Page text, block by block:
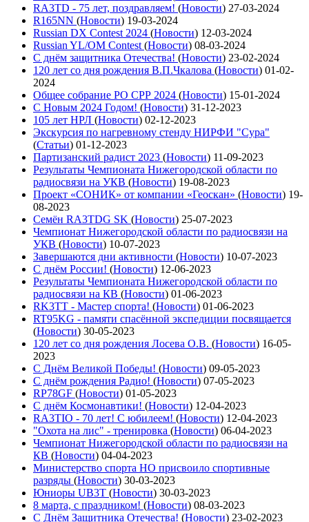
RA3TD - 75 лет, поздравляем! (Новости) 27-03-2024
R165NN (Новости) 19-03-2024
Russian DX Contest 2024 (Новости) 12-03-2024
Russian YL/OM Contest (Новости) 08-03-2024
С днём защитника Отечества! (Новости) 23-02-2024
120 лет со дня рождения В.П.Чкалова (Новости) 01-02-
2024
Общее собрание РО СРР 2024 (Новости) 15-01-2024
С Новым 2024 Годом! (Новости) 31-12-2023
105 лет НРЛ (Новости) 02-12-2023
Экскурсия по нагревному стенду НИРФИ "Сура"
(Статьи) 01-12-2023
Партизанский радист 2023 (Новости) 11-09-2023
Результаты Чемпионата Нижегородской области по
радиосвязи на УКВ (Новости) 19-08-2023
Проект «СОНИК» от компании «Геоскан» (Новости) 19-
08-2023
Семён RA3TDG SK (Новости) 25-07-2023
Чемпионат Нижегородской области по радиосвязи на
УКВ (Новости) 10-07-2023
Завершаются дни активности (Новости) 10-07-2023
С днём России! (Новости) 12-06-2023
Результаты Чемпионата Нижегородской области по
радиосвязи на КВ (Новости) 01-06-2023
RK3TT - Мастер спорта! (Новости) 01-06-2023
RT95KG - памяти спасённой экспедиции посвящается
(Новости) 30-05-2023
120 лет со дня рождения Лосева О.В. (Новости) 16-05-
2023
С Днём Великой Победы! (Новости) 09-05-2023
С днём рождения Радио! (Новости) 07-05-2023
RP78GF (Новости) 01-05-2023
С днём Космонавтики! (Новости) 12-04-2023
RA3TIO - 70 лет! С юбилеем! (Новости) 12-04-2023
"Охота на лис" - тренировка (Новости) 06-04-2023
Чемпионат Нижегородской области по радиосвязи на
КВ (Новости) 04-04-2023
Министерство спорта НО присвоило спортивные
разряды (Новости) 30-03-2023
Юниоры UB3T (Новости) 30-03-2023
8 марта, с праздником! (Новости) 08-03-2023
С Днём Защитника Отечества! (Новости) 23-02-2023